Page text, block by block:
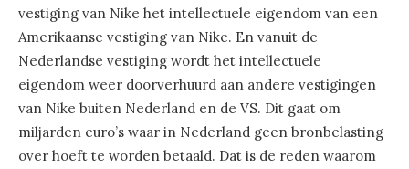
vestiging van Nike het intellectuele eigendom van een
Amerikaanse vestiging van Nike. En vanuit de
Nederlandse vestiging wordt het intellectuele
eigendom weer doorverhuurd aan andere vestigingen
van Nike buiten Nederland en de VS. Dit gaat om
miljarden euro’s waar in Nederland geen bronbelasting
over hoeft te worden betaald. Dat is de reden waarom